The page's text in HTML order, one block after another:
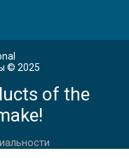
© 2025
of the